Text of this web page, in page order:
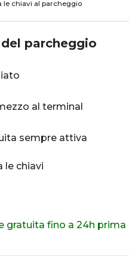
le chiavi al parcheggio
parcheggio
al terminal
sempre attiva
le chiavi
gratuita fino a 24h prima